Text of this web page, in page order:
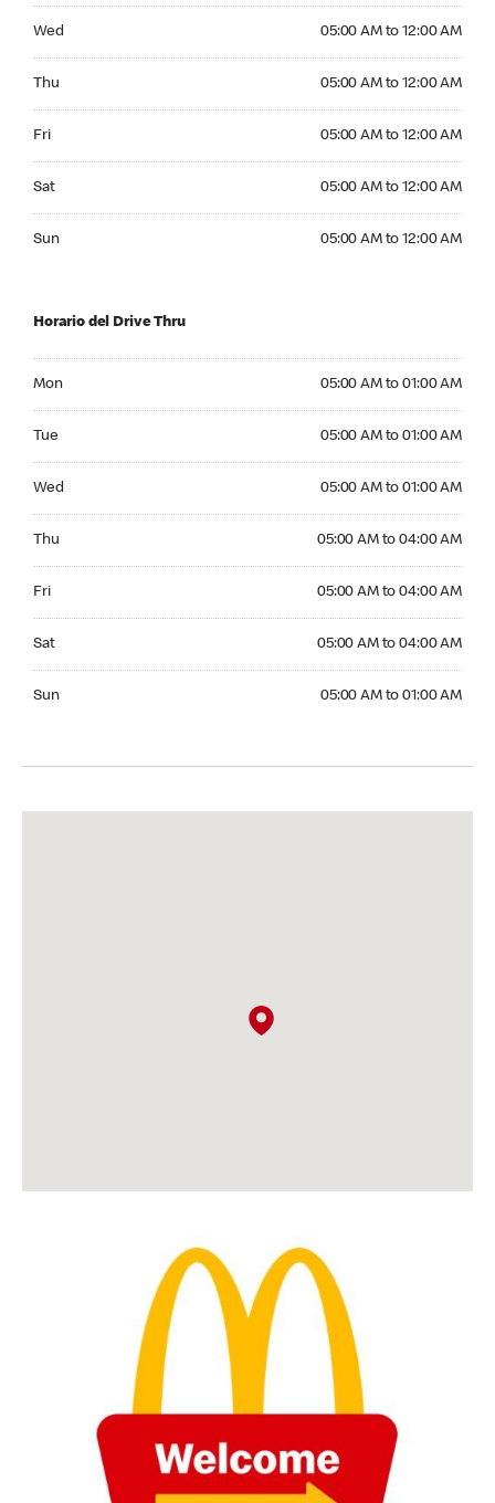
Wed 05:00 AM to 12:00 AM
Thu 05:00 AM to 12:00 AM
Fri 05:00 AM to 12:00 AM
Sat 05:00 AM to 12:00 AM
Sun 05:00 AM to 12:00 AM
Horario del Drive Thru
Mon 05:00 AM to 01:00 AM
Tue 05:00 AM to 01:00 AM
Wed 05:00 AM to 01:00 AM
Thu 05:00 AM to 04:00 AM
Fri 05:00 AM to 04:00 AM
Sat 05:00 AM to 04:00 AM
Sun 05:00 AM to 01:00 AM